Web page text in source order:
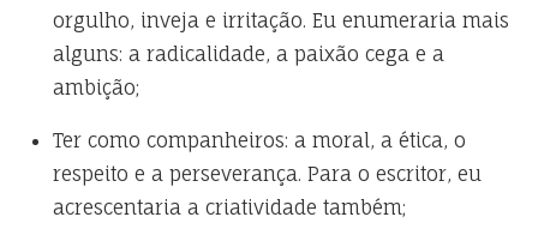
orgulho, inveja e irritação. Eu enumeraria mais
alguns: a radicalidade, a paixão cega e a
ambição;
Ter como companheiros: a moral, a ética, o
respeito e a perseverança. Para o escritor, eu
acrescentaria a criatividade também;